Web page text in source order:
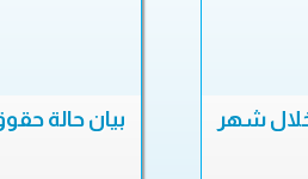
شهر
بيان حالة